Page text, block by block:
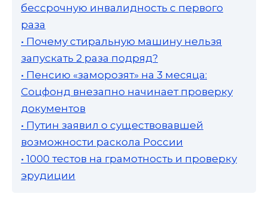
бессрочную инвалидность с первого
раза
• Почему стиральную машину нельзя
запускать 2 раза подряд?
• Пенсию «заморозят» на 3 месяца:
Соцфонд внезапно начинает проверку
документов
• Путин заявил о существовавшей
возможности раскола России
• 1000 тестов на грамотность и проверку
эрудиции